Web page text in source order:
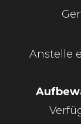
Anstelle